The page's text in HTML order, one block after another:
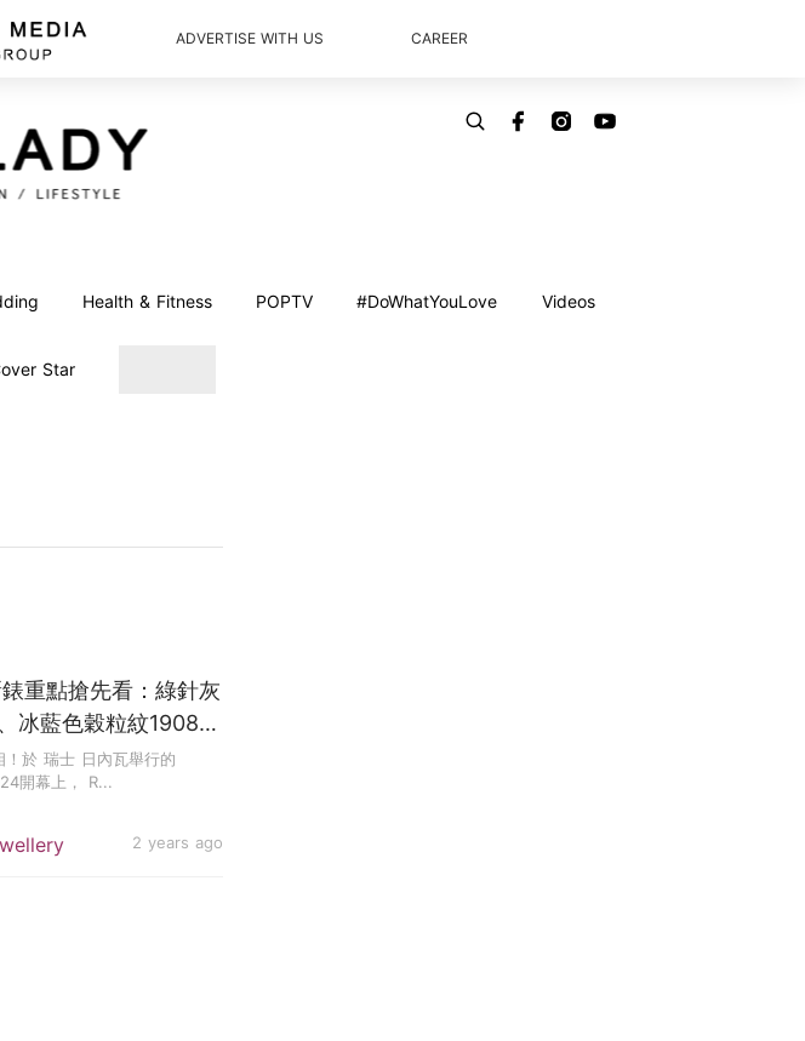
ADVERTISE WITH US CAREER
Health & Fitness POPTV #DoWhatYouLove Videos
Star
2 years ago
重點搶先看：綠針灰
冰藍色穀粒紋1908、
於 瑞士 日內瓦舉行的
開幕上， R...